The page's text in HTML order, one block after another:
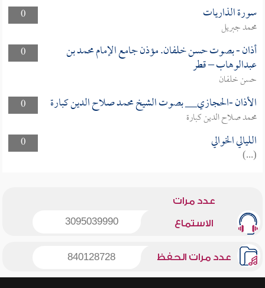
0
سورة الذاريات
محمد جبريل
0
أذان - بصوت حسن خلفان. مؤذن جامع الإمام محمد بن
عبدالوهاب – قطر
حسن خلفان
0
الأذان -الحجازي__ بصوت الشيخ محمد صلاح الدين كبارة
محمد صلاح الدين كبارة
0
الليالي الخوالي
(...)
عدد مرات
الاستماع 3095039990
عدد مرات الحفظ 840128728